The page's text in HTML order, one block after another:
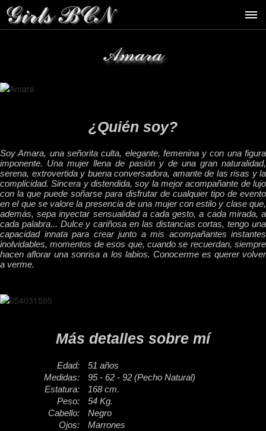
Amara
¿Quién soy?
Soy Amara, una señorita culta, elegante, femenina y con una figura
imponente. Una mujer llena de pasión y de una gran naturalidad,
serena, extrovertida y buena conversadora, amante de las risas y la
complicidad. Sincera y distendida, soy la mejor acompañante de lujo
con la que puede soñarse para disfrutar de cualquier tipo de evento
en el que se valore la presencia de una mujer con estilo y clase que,
además, sepa inyectar sensualidad a cada gesto, a cada mirada, a
cada palabra... Dulce y cariñosa en las distancias cortas, tengo una
capacidad innata para crear junto a mis acompañantes instantes
inolvidables, momentos de esos que, cuando se recuerdan, siempre
hacen aflorar una sonrisa a los labios. Conocerme es querer volver
a verme.
Más detalles sobre mí
Edad:
51 años
Medidas:
95 - 62 - 92 (Pecho Natural)
Estatura:
168 cm.
Peso:
54 Kg.
Cabello:
Negro
Ojos:
Marrones